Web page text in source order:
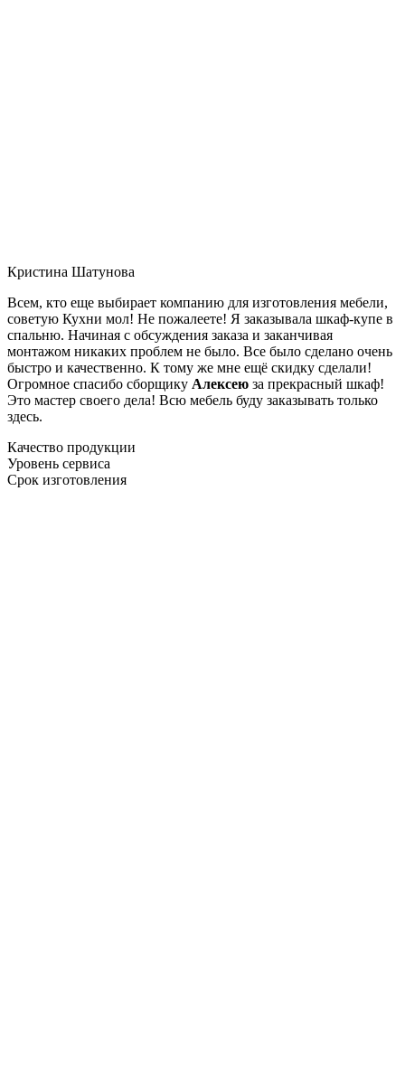
Кристина Шатунова
Всем, кто еще выбирает компанию для изготовления мебели,
советую Кухни мол! Не пожалеете! Я заказывала шкаф-купе в
спальню. Начиная с обсуждения заказа и заканчивая
монтажом никаких проблем не было. Все было сделано очень
быстро и качественно. К тому же мне ещё скидку сделали!
Огромное спасибо сборщику Алексею за прекрасный шкаф!
Это мастер своего дела! Всю мебель буду заказывать только
здесь.
Качество продукции
Уровень сервиса
Срок изготовления